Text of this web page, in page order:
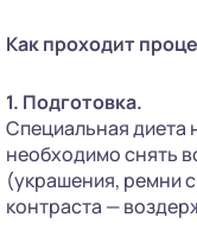
Как проходит
1. Подготовка.
Специальная диета
необходимо снять
(украшения, ремни
контраста —